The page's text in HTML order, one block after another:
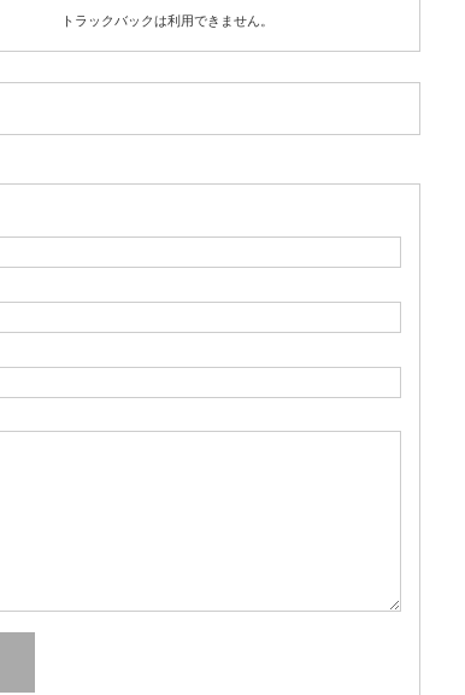
トラックバックは利用できません。